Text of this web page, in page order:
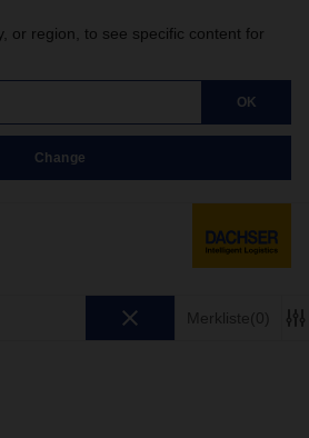
or region, to see specific content for
OK
Change
Merkliste(0)